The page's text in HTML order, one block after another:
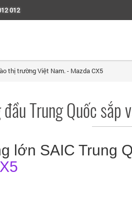
012
thị trường Việt Nam. - Mazda CX5
Trung Quốc
lớn SAIC Trung